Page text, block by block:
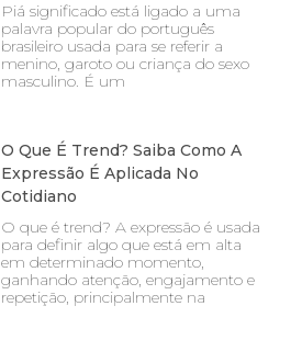
Piá significado está ligado a uma
palavra popular do português
brasileiro usada para se referir a
menino, garoto ou criança do sexo
masculino. É um
O Que É Trend? Saiba Como A
Expressão É Aplicada No
Cotidiano
O que é trend? A expressão é usada
para definir algo que está em alta
em determinado momento,
ganhando atenção, engajamento e
repetição, principalmente na